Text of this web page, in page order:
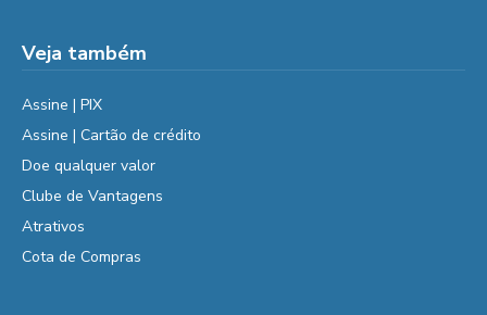
Veja também
Assine | PIX
Assine | Cartão de crédito
Doe qualquer valor
Clube de Vantagens
Atrativos
Cota de Compras